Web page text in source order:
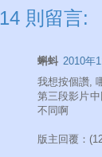
14 則留言:
蝌蚪 2010年
我想按個讚,
第三段影片
不同啊
版主回覆：